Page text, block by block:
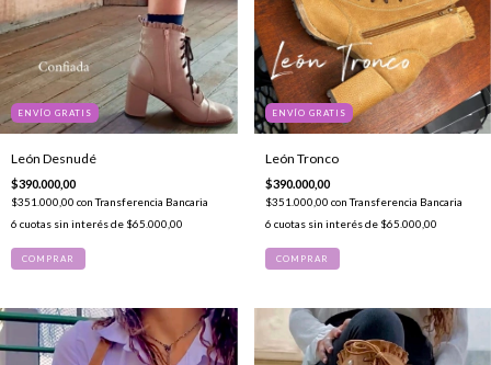
ENVÍO GRATIS
León Desnudé
$390.000,00
$351.000,00 con Transferencia Bancaria
6 cuotas sin interés de $65.000,00
COMPRAR
ENVÍO GRATIS
León Tronco
$390.000,00
$351.000,00 con Transferencia Bancaria
6 cuotas sin interés de $65.000,00
COMPRAR